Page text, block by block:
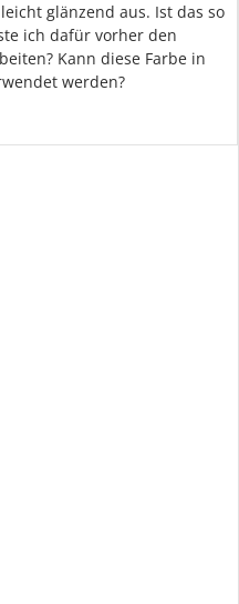
glänzend aus. Ist das so
ich dafür vorher den
Kann diese Farbe in
werden?